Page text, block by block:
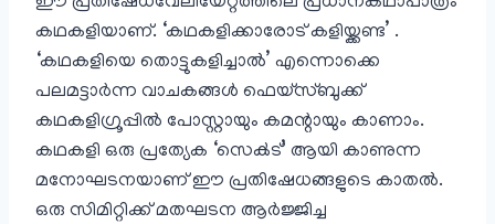
കഥകളിയാണ്. ‘കഥകളിക്കാരോട് കളിയ്ക്കണ്ട’ .
‘കഥകളിയെ തൊട്ടുകളിച്ചാൽ’ എന്നൊക്കെ
പലമട്ടാർന്ന വാചകങ്ങൾ ഫെയ്സ്ബുക്ക്
കഥകളിഗ്രൂപ്പിൽ പോസ്റ്റായും കമന്റായും കാണാം.
കഥകളി ഒരു പ്രത്യേക ‘സെൿട്’ ആയി കാണുന്ന
മനോഘടനയാണ് ഈ പ്രതിഷേധങ്ങളുടെ കാതൽ.
ഒരു സിമിറ്റിക്ക് മതഘടന ആർജ്ജിച്ച